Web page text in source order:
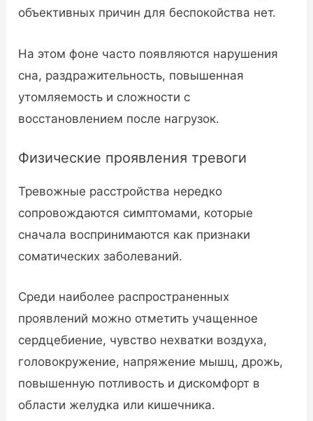
объективных причин для беспокойства нет.
На этом фоне часто появляются нарушения
сна, раздражительность, повышенная
утомляемость и сложности с
восстановлением после нагрузок.
Физические проявления тревоги
Тревожные расстройства нередко
сопровождаются симптомами, которые
сначала воспринимаются как признаки
соматических заболеваний.
Среди наиболее распространенных
проявлений можно отметить учащенное
сердцебиение, чувство нехватки воздуха,
головокружение, напряжение мышц, дрожь,
повышенную потливость и дискомфорт в
области желудка или кишечника.